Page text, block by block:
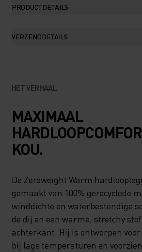
PRODUCTDETAILS
VERZENDDETAILS
HET VERHAAL
MAXIMAAL
KOU.
De Zeroweight Warm
gemaakt van 100% gerecyclede
winddichte en waterbestendige
de dij en een warme, stretchy
achterkant. Hij is ontworpen
bij lage temperaturen en